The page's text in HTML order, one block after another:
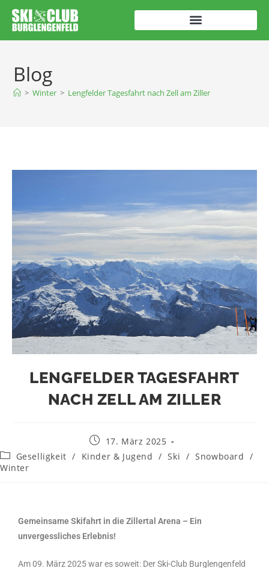
Blog
> Winter > Lengfelder Tagesfahrt nach Zell am Ziller
LENGFELDER TAGESFAHRT
NACH ZELL AM ZILLER
17. März 2025
Geselligkeit / Kinder & Jugend / Ski / Snowboard /
Winter
Gemeinsame Skifahrt in die Zillertal Arena – Ein
unvergessliches Erlebnis!
Am 09. März 2025 war es soweit: Der Ski-Club Burglengenfeld